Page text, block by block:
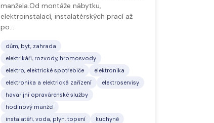
manžela.Od montáže nábytku,
elektroinstalací, instalatérských prací až
po…
dům, byt, zahrada
elektrikáři, rozvody, hromosvody
elektro, elektrické spotřebiče
elektronika
elektronika a elektrická zařízení
elektroservisy
havarijní opravárenské služby
hodinový manžel
instalatéři, voda, plyn, topení
kuchyně